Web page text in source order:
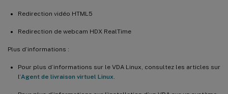
Redirection vidéo HTML5
Redirection de webcam HDX RealTime
Plus d’informations :
Pour plus d’informations sur le VDA Linux, consultez les articles sur
l’Agent de livraison virtuel Linux